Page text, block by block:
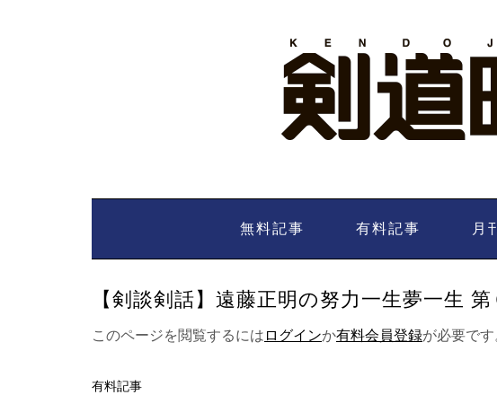
無料記事 有料記事 月
【剣談剣話】遠藤正明の努力一生夢一生
このページを閲覧するには ログインか有料会員登録が必要です
有料記事